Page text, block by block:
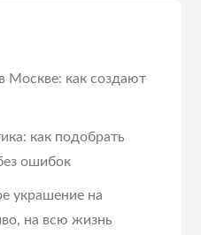
Москве: как создают
как подобрать
ошибок
украшение на
на всю жизнь